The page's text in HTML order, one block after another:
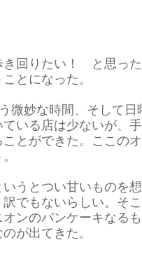
き回りたい！ と思っ
とになった。
微妙な時間、そして日
ている店は少ないが、
ことができた。ここの
うとつい甘いものを
でもないらしい。そ
ンのパンケーキなる
が出てきた。